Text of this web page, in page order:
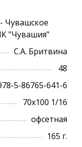
Чувашское
"Чувашия"
С.А. Бритвина
48
5-86765-641-6
70х100 1/16
офсетная
165 г.